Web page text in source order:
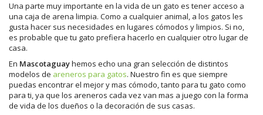
Una parte muy importante en la vida de un gato es tener acceso a
una caja de arena limpia. Como a cualquier animal, a los gatos les
gusta hacer sus necesidades en lugares cómodos y limpios. Si no,
es probable que tu gato prefiera hacerlo en cualquier otro lugar de
casa.
En Mascotaguayhemos echo una gran selección de distintos
modelos de areneros para gatos. Nuestro fin es que siempre
puedas encontrar el mejor y mas cómodo, tanto para tu gato como
para ti, ya que los areneros cada vez van mas a juego con la forma
de vida de los dueños o la decoración de sus casas.